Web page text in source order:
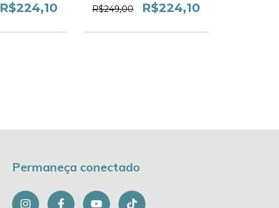
R$224,10 R$249,00 R$224,10
Permaneça conectado